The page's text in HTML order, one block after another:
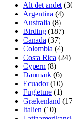
Alt det andet
Argentina (4)
Australia (8)
Birding (187)
Canada (37)
Colombia (4)
Costa Rica (24)
Cypern (8)
Danmark (6)
Ecuador(10)
Fugleture (1)
Grækenland
Italien (10)